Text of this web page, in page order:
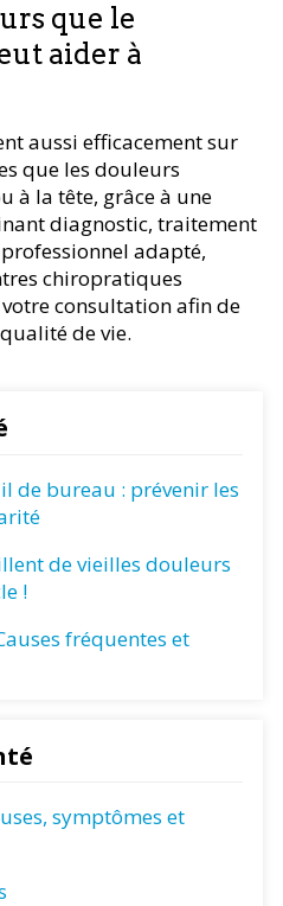
que le
aider à
aussi efficacement sur
que les douleurs
à la tête, grâce à une
diagnostic, traitement
adapté,
chiropratiques
consultation afin de
de vie.
de bureau : prévenir les
de vieilles douleurs
!
fréquentes et
symptômes et